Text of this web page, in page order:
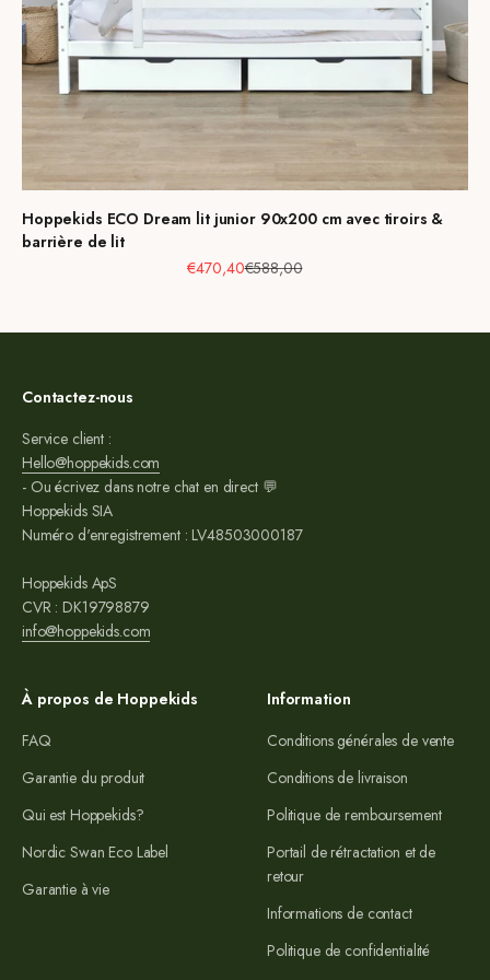
Hoppekids ECO Dream lit junior 90x200 cm avec tiroirs &
barrière de lit
Prix de vente
€470,40Prix normal
€588,00
Contactez-nous
Service client :
Hello@hoppekids.com
- Ou écrivez dans notre chat en direct 💬
Hoppekids SIA
Numéro d'enregistrement : LV48503000187
Hoppekids ApS
CVR : DK19798879
info@hoppekids.com
À propos de Hoppekids
FAQ
Garantie du produit
Qui est Hoppekids?
Nordic Swan Eco Label
Garantie à vie
Information
Conditions générales de vente
Conditions de livraison
Politique de remboursement
Portail de rétractation et de
retour
Informations de contact
Politique de confidentialité